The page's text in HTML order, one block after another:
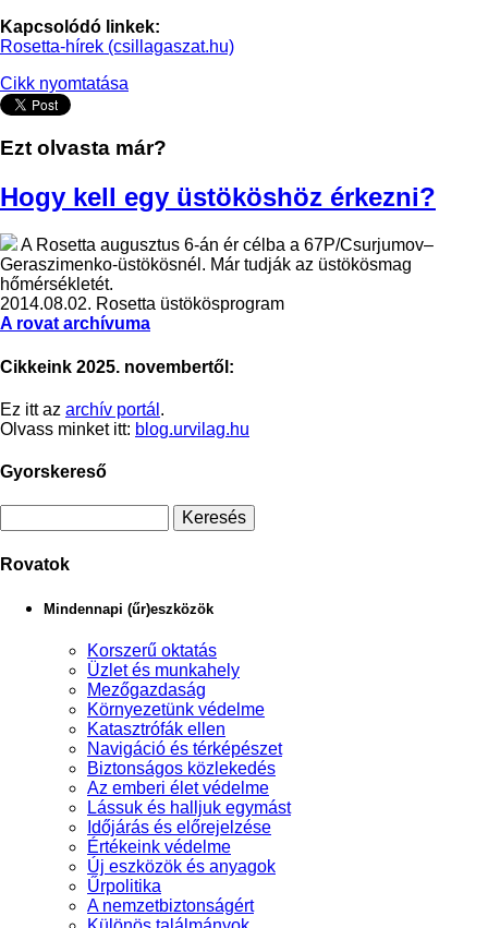
Kapcsolódó linkek:
Rosetta-hírek (csillagaszat.hu)
Cikk nyomtatása
Ezt olvasta már?
Hogy kell egy üstököshöz érkezni?
A Rosetta augusztus 6-án ér célba a 67P/Csurjumov–
Geraszimenko-üstökösnél. Már tudják az üstökösmag
hőmérsékletét.
2014.08.02. Rosetta üstökösprogram
A rovat archívuma
Cikkeink 2025. novembertől:
Ez itt az archív portál .
Olvass minket itt: blog.urvilag.hu
Gyorskereső
Rovatok
Mindennapi (űr)eszközök
Korszerű oktatás
Üzlet és munkahely
Mezőgazdaság
Környezetünk védelme
Katasztrófák ellen
Navigáció és térképészet
Biztonságos közlekedés
Az emberi élet védelme
Lássuk és halljuk egymást
Időjárás és előrejelzése
Értékeink védelme
Új eszközök és anyagok
Űrpolitika
A nemzetbiztonságért